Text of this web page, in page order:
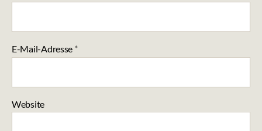
E-Mail-Adresse *
Website